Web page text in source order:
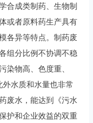
合成类制药、生物制
或者原料药生产具有
各异等特点。制药废
组分比例不协调不稳
染物高、色度重、
水质和水量也非常
废水，能达到《污水
护和企业效益的双重